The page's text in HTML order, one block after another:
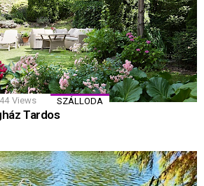
44 Views SZÁLLODA
Tardos